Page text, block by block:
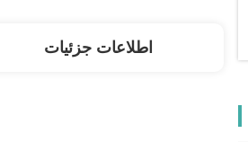
اطلاعات جزئیات